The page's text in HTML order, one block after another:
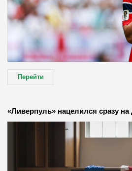
Перейти
«Ливерпуль» нацелился сразу